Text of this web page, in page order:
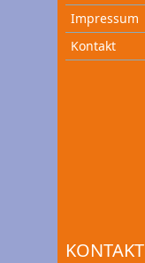
Impressum
Kontakt
KONTAKT